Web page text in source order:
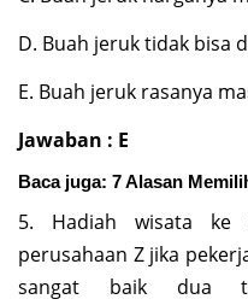
D. Buah jeruk tidak bisa
E. Buah jeruk rasanya
Jawaban : E
Baca juga: 7 Alasan
5. Hadiah wisata ke
perusahaan Z jika
sangat baik dua